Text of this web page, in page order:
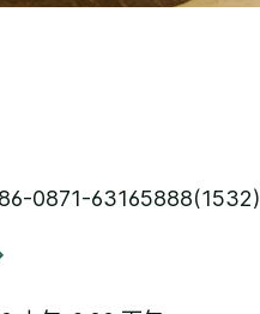
86-0871-63165888(1532)